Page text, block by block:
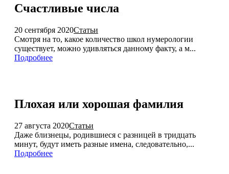
Счастливые числа
20 сентября 2020Статьи
Смотря на то, какое количество школ нумерологии
существует, можно удивляться данному факту, а м...
Подробнее
Плохая или хорошая фамилия
27 августа 2020Статьи
Даже близнецы, родившиеся с разницей в тридцать
минут, будут иметь разные имена, следовательно,...
Подробнее